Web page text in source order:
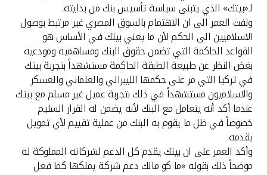
لـ«بيتك» الذي يتبنى سياسة تأسيس بنك من بدايته.
ولفت العمر الى ان الاهتمام بالسوق المصري غير مرتبط بوصول
الاسلاميين الى الحكم لأن ما يعني بيتك في الأساس هو
القواعد الحاكمة التي تضمن حقوق البنك ومساهميه ومودعيه
بغض النظر عن طبيعة الطبقة الحاكمة مستشهداً بتجربة بيتك
في تركيا التي مر على حكمها الليبرالي والعلماني والعسكر
والاسلاميون مستشهداً في ذلك بتجربة عميل غير مسلم مع بيتك
عندما أكد أنه يتعامل مع البنك لأنه يضمن له القرار السليم
خصوصاً في ظل ما يقوم به البنك من عملية تقييم لأي تمويل
يقدمه.
وأكد العمر على ان بيتك يقدم كل الدعم لشركاته المملوكة له
موضحاً ذلك بقوله «ما كو مالك دعم شركة يملكها كما فعل